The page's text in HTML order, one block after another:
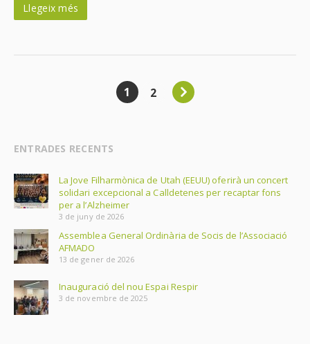
Llegeix més
1 2
ENTRADES RECENTS
La Jove Filharmònica de Utah (EEUU) oferirà un concert
solidari excepcional a Calldetenes per recaptar fons
per a l’Alzheimer
3 de juny de 2026
Assemblea General Ordinària de Socis de l’Associació
AFMADO
13 de gener de 2026
Inauguració del nou Espai Respir
3 de novembre de 2025